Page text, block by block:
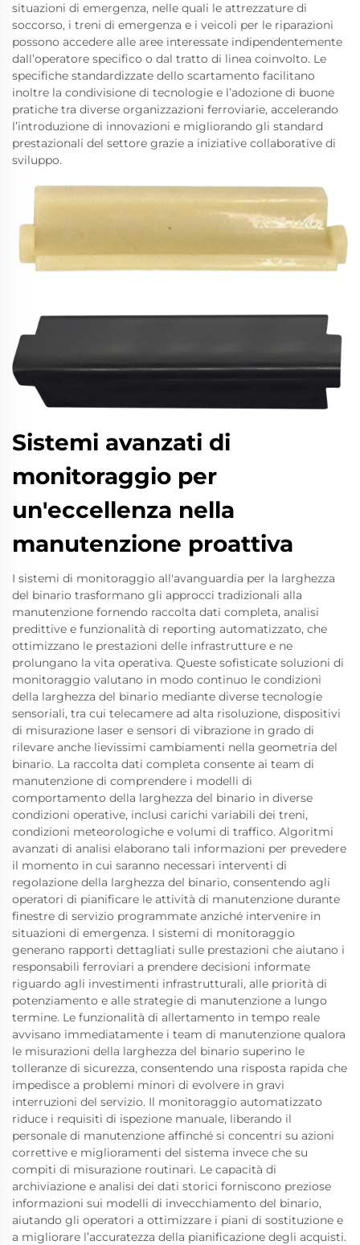
situazioni di emergenza, nelle quali le attrezzature di
soccorso, i treni di emergenza e i veicoli per le riparazioni
possono accedere alle aree interessate indipendentemente
dall’operatore specifico o dal tratto di linea coinvolto. Le
specifiche standardizzate dello scartamento facilitano
inoltre la condivisione di tecnologie e l’adozione di buone
pratiche tra diverse organizzazioni ferroviarie, accelerando
l’introduzione di innovazioni e migliorando gli standard
prestazionali del settore grazie a iniziative collaborative di
sviluppo.
Sistemi avanzati di
monitoraggio per
un'eccellenza nella
manutenzione proattiva
I sistemi di monitoraggio all'avanguardia per la larghezza
del binario trasformano gli approcci tradizionali alla
manutenzione fornendo raccolta dati completa, analisi
predittive e funzionalità di reporting automatizzato, che
ottimizzano le prestazioni delle infrastrutture e ne
prolungano la vita operativa. Queste sofisticate soluzioni di
monitoraggio valutano in modo continuo le condizioni
della larghezza del binario mediante diverse tecnologie
sensoriali, tra cui telecamere ad alta risoluzione, dispositivi
di misurazione laser e sensori di vibrazione in grado di
rilevare anche lievissimi cambiamenti nella geometria del
binario. La raccolta dati completa consente ai team di
manutenzione di comprendere i modelli di
comportamento della larghezza del binario in diverse
condizioni operative, inclusi carichi variabili dei treni,
condizioni meteorologiche e volumi di traffico. Algoritmi
avanzati di analisi elaborano tali informazioni per prevedere
il momento in cui saranno necessari interventi di
regolazione della larghezza del binario, consentendo agli
operatori di pianificare le attività di manutenzione durante
finestre di servizio programmate anziché intervenire in
situazioni di emergenza. I sistemi di monitoraggio
generano rapporti dettagliati sulle prestazioni che aiutano i
responsabili ferroviari a prendere decisioni informate
riguardo agli investimenti infrastrutturali, alle priorità di
potenziamento e alle strategie di manutenzione a lungo
termine. Le funzionalità di allertamento in tempo reale
avvisano immediatamente i team di manutenzione qualora
le misurazioni della larghezza del binario superino le
tolleranze di sicurezza, consentendo una risposta rapida che
impedisce a problemi minori di evolvere in gravi
interruzioni del servizio. Il monitoraggio automatizzato
riduce i requisiti di ispezione manuale, liberando il
personale di manutenzione affinché si concentri su azioni
correttive e miglioramenti del sistema invece che su
compiti di misurazione routinari. Le capacità di
archiviazione e analisi dei dati storici forniscono preziose
informazioni sui modelli di invecchiamento del binario,
aiutando gli operatori a ottimizzare i piani di sostituzione e
a migliorare l’accuratezza della pianificazione degli acquisti.